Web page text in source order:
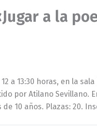
a la
a 13:30 horas, en la
por Atilano
10 años. Plazas: 20.